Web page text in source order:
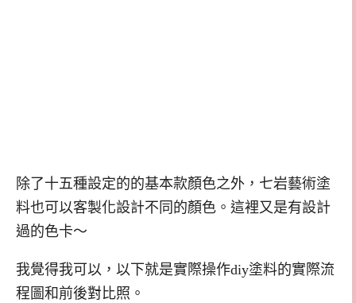
除了十五種設定的的基本款顏色之外，七岩藝術塗
料也可以客製化設計不同的顏色。這裡又是有設計
過的色卡～
我覺得我可以，以下就是實際操作diy塗料的實際流
程圖和前後對比照。